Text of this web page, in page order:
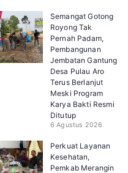
Semangat Gotong
Royong Tak
Pernah Padam,
Pembangunan
Jembatan Gantung
Desa Pulau Aro
Terus Berlanjut
Meski Program
Karya Bakti Resmi
Ditutup
6 Agustus 2026
Perkuat Layanan
Kesehatan,
Pemkab Merangin